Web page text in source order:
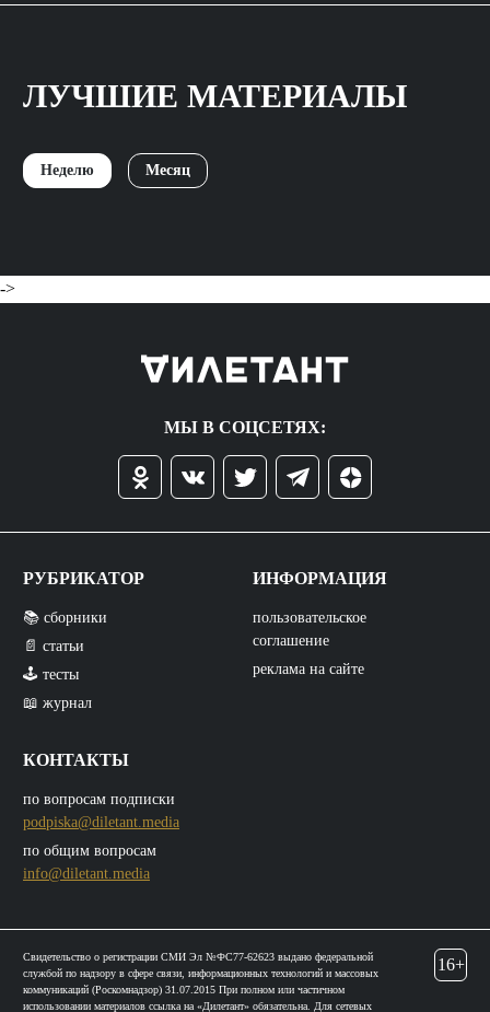
ЛУЧШИЕ МАТЕРИАЛЫ
Неделю Месяц
->
МЫ В СОЦСЕТЯХ:
РУБРИКАТОР
📚 сборники
📄 статьи
🕹️ тесты
📖 журнал
КОНТАКТЫ
по вопросам подписки
podpiska@diletant.media
по общим вопросам
info@diletant.media
ИНФОРМАЦИЯ
пользовательское
соглашение
реклама на сайте
Свидетельство о регистрации СМИ Эл №ФС77-62623 выдано федеральной
службой по надзору в сфере связи, информационных технологий и массовых
коммуникаций (Роскомнадзор) 31.07.2015 При полном или частичном
использовании материалов ссылка на «Дилетант» обязательна. Для сетевых
16+